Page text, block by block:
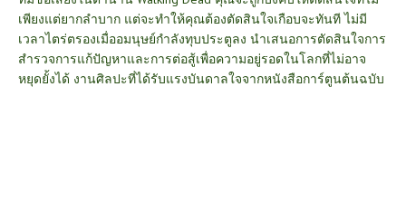
เพียงแต่ยากลำบาก แต่จะทำให้คุณต้องตัดสินใจเกือบจะทันที ไม่มี
เวลาไตร่ตรองเมื่ออมนุษย์กำลังทุบประตูลง นำเสนอการตัดสินใจการ
สำรวจการแก้ปัญหาและการต่อสู้เพื่อความอยู่รอดในโลกที่ไม่อาจ
หยุดยั้งได้ งานศิลปะที่ได้รับแรงบันดาลใจจากหนังสือการ์ตูนต้นฉบับ